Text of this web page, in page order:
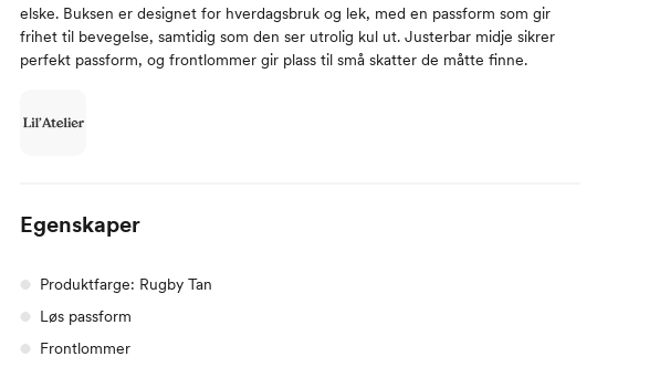
elske. Buksen er designet for hverdagsbruk og lek, med en passform som gir
frihet til bevegelse, samtidig som den ser utrolig kul ut. Justerbar midje sikrer
perfekt passform, og frontlommer gir plass til små skatter de måtte finne.
Egenskaper
Produktfarge: Rugby Tan
Løs passform
Frontlommer